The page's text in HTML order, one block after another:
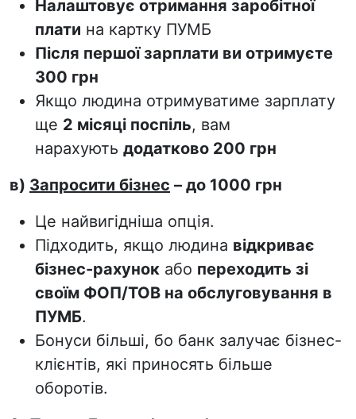
Налаштовує отримання заробітної
плати на картку ПУМБ
Після першої зарплати ви отримуєте
300 грн
Якщо людина отримуватиме зарплату
ще 2 місяці поспіль, вам
нарахують додатково 200 грн
в) Запросити бізнес – до 1000 грн
Це найвигідніша опція.
Підходить, якщо людина відкриває
бізнес-рахунок або переходить зі
своїм ФОП/ТОВ на обслуговування в
ПУМБ.
Бонуси більші, бо банк залучає бізнес-
клієнтів, які приносять більше
оборотів.